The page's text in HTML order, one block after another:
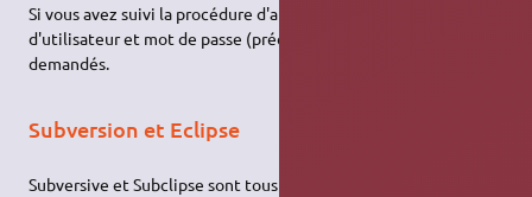
Si vous avez suivi la procédure d'authentification, un nom
d'utilisateur et mot de passe (précédemment créés) seront
demandés.
Subversion et Eclipse
Subversive et Subclipse sont tous deux des greffons pour